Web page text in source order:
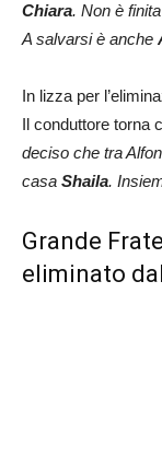
Chiara. Non è
A salvarsi è anche
In lizza per
Il conduttore torna
deciso che tra
casa Shaila.
Grande
eliminato